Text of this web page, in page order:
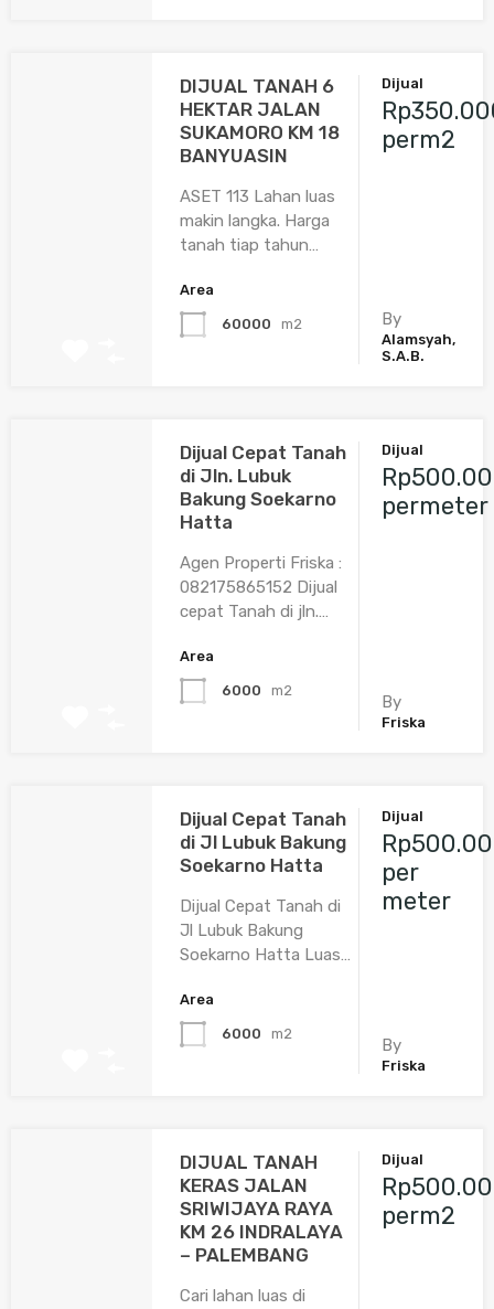
DIJUAL TANAH 6
HEKTAR JALAN
SUKAMORO KM 18
BANYUASIN
ASET 113 Lahan luas
makin langka. Harga
tanah tiap tahun…
Area
60000 m2
Dijual
perm2
By
Alamsyah,
S.A.B.
Dijual Cepat Tanah
di Jln. Lubuk
Bakung Soekarno
Hatta
Agen Properti Friska :
082175865152 Dijual
cepat Tanah di jln.…
Area
6000 m2
Dijual
permeter
By
Friska
Dijual Cepat Tanah
di Jl Lubuk Bakung
Soekarno Hatta
Dijual Cepat Tanah di
Jl Lubuk Bakung
Soekarno Hatta Luas…
Area
6000 m2
Dijual
per
meter
By
Friska
DIJUAL TANAH
KERAS JALAN
SRIWIJAYA RAYA
KM 26 INDRALAYA
– PALEMBANG
Cari lahan luas di
Dijual
perm2